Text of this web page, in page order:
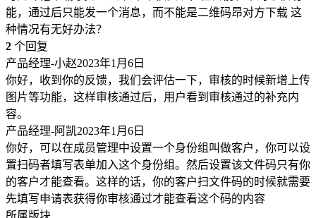
能，通过后只能发一个消息，而不能是二维码昂对方下载 这
种情况有无好办法？
2 个回复
产品经理-小赵2023年1月6日
你好，收到你的反馈，我们会评估一下，审核的时候新增上传
图片等功能，这样审核通过后，用户看到审核通过的补充内
容。
产品经理-阿凯2023年1月6日
你好，可以在成员管理中设置一个身份组叫做客户，你可以设
置扫码者填写表单加入这个身份组。然后设置该文件码只有你
的客户才能查看。这样的话，你的客户扫文件码的时候就需要
先填写申请表获得你审核通过才能查看这个码的内容
所属版块